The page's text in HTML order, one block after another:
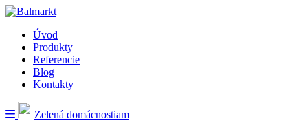
Úvod
Produkty
Referencie
Blog
Kontakty
Zelená domácnostiam